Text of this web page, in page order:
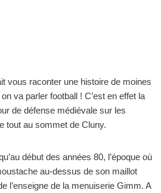
vous raconter une histoire de moines
va parler football ! C’est en effet la
de défense médiévale sur les
tout au sommet de Cluny.
début des années 80, l’époque où
au-dessus de son maillot
l’enseigne de la menuiserie Gimm. A